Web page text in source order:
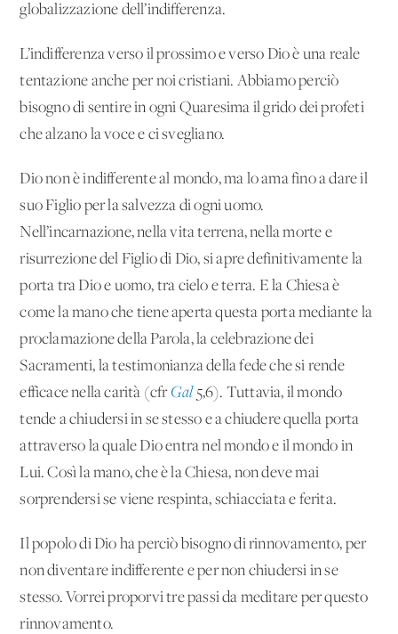
globalizzazione dell’indifferenza.
L’indifferenza verso il prossimo e verso Dio è una reale
tentazione anche per noi cristiani. Abbiamo perciò
bisogno di sentire in ogni Quaresima il grido dei profeti
che alzano la voce e ci svegliano.
Dio non è indifferente al mondo, ma lo ama fino a dare il
suo Figlio per la salvezza di ogni uomo.
Nell’incarnazione, nella vita terrena, nella morte e
risurrezione del Figlio di Dio, si apre definitivamente la
porta tra Dio e uomo, tra cielo e terra. E la Chiesa è
come la mano che tiene aperta questa porta mediante la
proclamazione della Parola, la celebrazione dei
Sacramenti, la testimonianza della fede che si rende
efficace nella carità (cfr Gal 5,6). Tuttavia, il mondo
tende a chiudersi in se stesso e a chiudere quella porta
attraverso la quale Dio entra nel mondo e il mondo in
Lui. Così la mano, che è la Chiesa, non deve mai
sorprendersi se viene respinta, schiacciata e ferita.
Il popolo di Dio ha perciò bisogno di rinnovamento, per
non diventare indifferente e per non chiudersi in se
stesso. Vorrei proporvi tre passi da meditare per questo
rinnovamento.